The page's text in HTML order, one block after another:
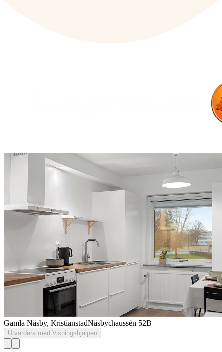
Gamla Näsby, KristianstadNäsbychaussén 52B
Utvärdera med Visningshjälpen